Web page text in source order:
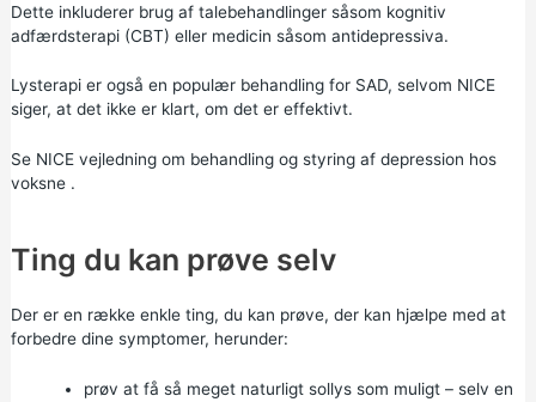
Dette inkluderer brug af talebehandlinger såsom kognitiv
adfærdsterapi (CBT) eller medicin såsom antidepressiva.
Lysterapi er også en populær behandling for SAD, selvom NICE
siger, at det ikke er klart, om det er effektivt.
Se NICE vejledning om behandling og styring af depression hos
voksne.
Ting du kan prøve selv
Der er en række enkle ting, du kan prøve, der kan hjælpe med at
forbedre dine symptomer, herunder:
prøv at få så meget naturligt sollys som muligt – selv en